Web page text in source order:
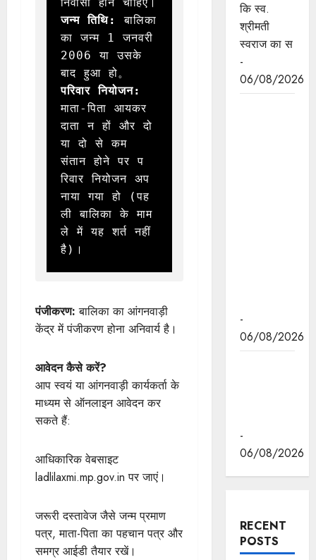
जन्म तिथि:
बालिका
का जन्म 1 जनवरी
2006 या उसके
माता-पिता आयकर
दाता न हों और दो
या दो से कम
संतान होने पर प
रिवार नियोजन अप
नाया गया हो (पह
ली बालिका के माम
ले में यह शर्त नहीं
है)।
पंजीकरण:बालिका का आंगनवाड़ी
केंद्र में पंजीकरण होना अनिवार्य है।
आवेदन कैसे करें?
आप स्वयं या आंगनवाड़ी कार्यकर्ता के
माध्यम से ऑनलाइन आवेदन कर
सकते हैं:
आधिकारिक वेबसाइट
ladlilaxmi.mp.gov.in पर जाएं।
जरूरी दस्तावेज जैसे जन्म प्रमाण
पत्र, माता-पिता का पहचान पत्र और
समग्र आईडी तैयार रखें।
कि स्व.
श्रीमती
स्वराज का स
-
06/08/2026
-
06/08/2026
-
06/08/2026
RECENT
POSTS